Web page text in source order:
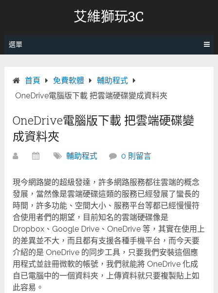
艾維獅玩3C
選單
首頁 免費軟體
輔助程式
OneDrive電腦版下載 把雲端硬碟變成資料夾
OneDrive電腦版下載 把雲端硬碟變
成資料夾
輔助程式 0 則留言
現今網路變的超級發達，許多網路服務都往雲端的概念
發展，當然像是雲端硬碟這類的服務已經發展了蠻長的
時間，許多功能、空間大小、服務平台等都已經慢慢符
合使用者們的期望，目前知名的雲端硬碟像是
Dropbox、Google Drive、OneDrive 等，其實在使用上
的差異並不大，而且都有支援各種手機平台，而今天要
介紹的是 OneDrive 的同步工具，只要我們安裝這個應
用程式並註冊微軟的帳號，我們就能將 OneDrive 化成
自已電腦中的一個資料夾，上傳資料就只要複製貼上如
此容易。